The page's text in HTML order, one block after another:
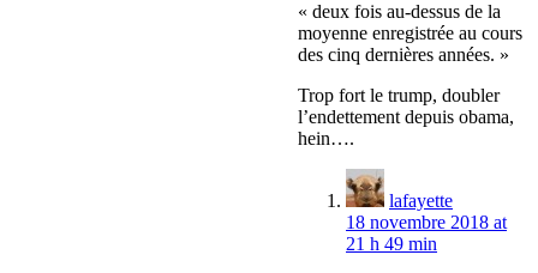
« deux fois au-dessus de la
moyenne enregistrée au cours
des cinq dernières années. »
Trop fort le trump, doubler
l’endettement depuis obama,
hein….
lafayette
18 novembre 2018 at
21 h 49 min